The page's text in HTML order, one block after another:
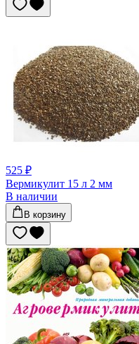
525 ₽
Вермикулит 15 л 2 мм
В наличии
В корзину